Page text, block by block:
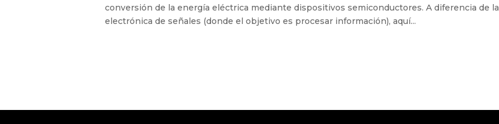
conversión de la energía eléctrica mediante dispositivos semiconductores. A diferencia de la
electrónica de señales (donde el objetivo es procesar información), aquí...